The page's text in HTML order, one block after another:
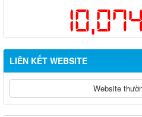
LIÊN KẾT WEBSITE
Website